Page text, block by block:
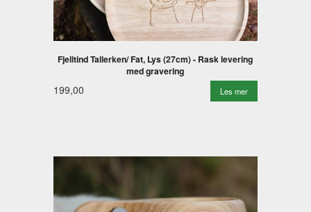
Fjelltind Tallerken/ Fat, Lys (27cm) - Rask levering
med gravering
199,00 Les mer